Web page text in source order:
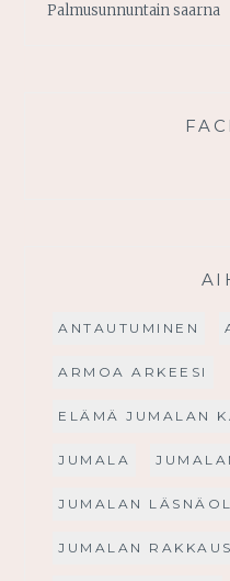
Palmusunnuntain saarna
ANTAUTUMINEN
ARMOA ARKEESI
ELÄMÄ JUMALAN
JUMALA
JUMALAN
JUMALAN RAKKAUS